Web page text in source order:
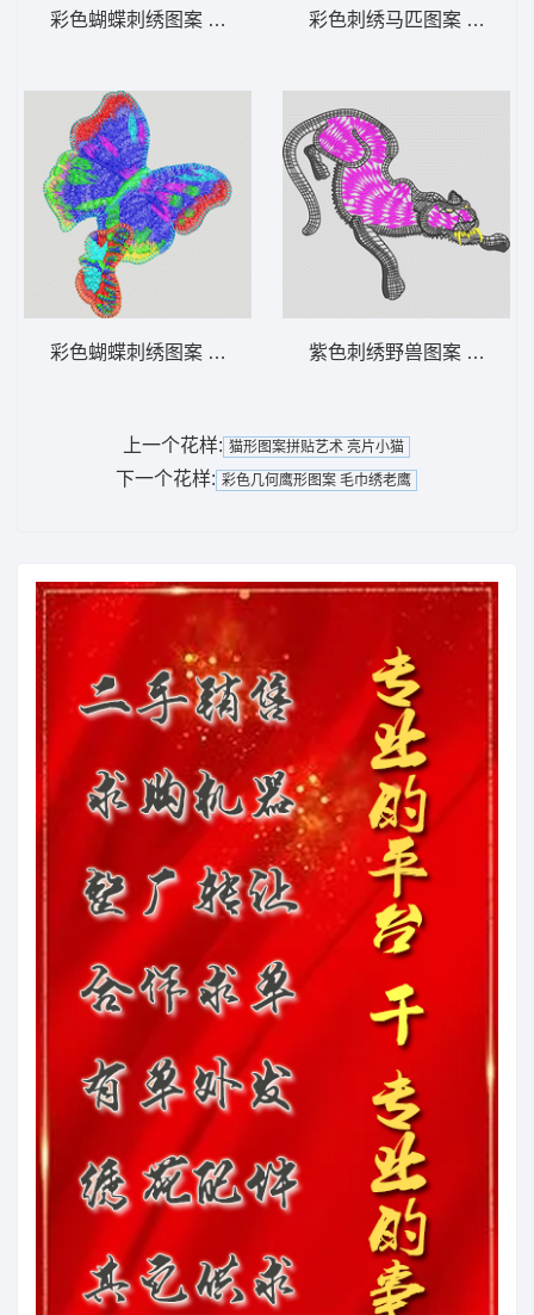
彩色蝴蝶刺绣图案 蝴蝶
彩色蝴蝶刺绣图案 蝴蝶
彩色刺绣马匹图案 奔跑的
紫色刺绣野兽图案 卡通豹
上一个花样: 猫形图案拼贴艺术 亮片小猫
下一个花样: 彩色几何鹰形图案 毛巾绣老鹰